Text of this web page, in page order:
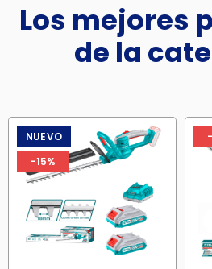
Los mejores
de la
NUEVO
-15%